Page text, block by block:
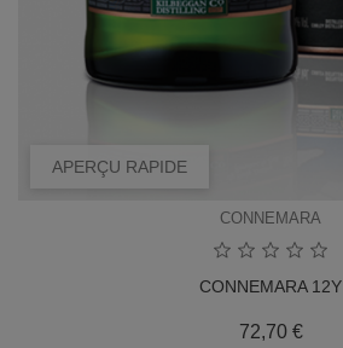
APERÇU RAPIDE
CONNEMARA
CONNEMARA 12Y
72,70 €Prix